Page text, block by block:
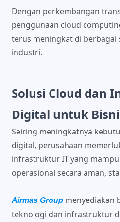
Dengan perkembangan
penggunaan cloud
terus meningkat di berbagai
industri.
Solusi Cloud dan
Digital untuk
Seiring meningkatnya
digital, perusahaan
infrastruktur IT yang
operasional secara aman,
Airmas Group menyediakan
teknologi dan infrastruktur